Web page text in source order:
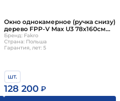
Окно однокамерное (ручка снизу)
дерево FPP-V Max U3 78х160см
Fakro
Бренд: Fakro
Страна: Польша
Гарантия, лет: 5
шт.
128 200 ₽